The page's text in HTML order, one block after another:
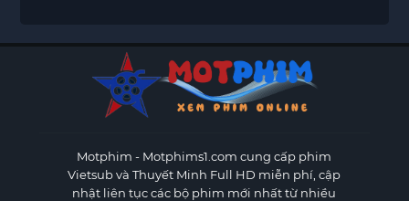
Motphim - Motphims1.com cung cấp phim
Vietsub và Thuyết Minh Full HD miễn phí, cập
nhật liên tục các bộ phim mới nhất từ nhiều